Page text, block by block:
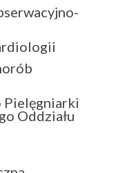
Pielęgniarki
Oddziału